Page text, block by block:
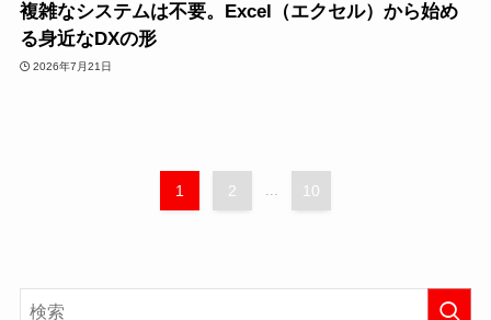
複雑なシステムは不要。Excel（エクセル）から始め
る身近なDXの形
2026年7月21日
1 2 ... 10